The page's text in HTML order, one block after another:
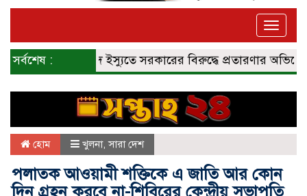
Toggle
সর্বশেষ :জুলাই সনদ ইস্যুতে সরকারের বিরুদ্ধে প্রতারণার অভিযোগ
হোম খুলনা,সারা দেশ
পলাতক আওয়ামী শক্তিকে এ জাতি আর কোন